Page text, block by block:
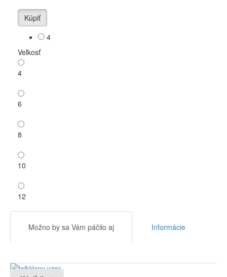
Kúpiť
4
Veľkosť
4
6
8
10
12
Možno by sa Vám páčilo aj Informácie